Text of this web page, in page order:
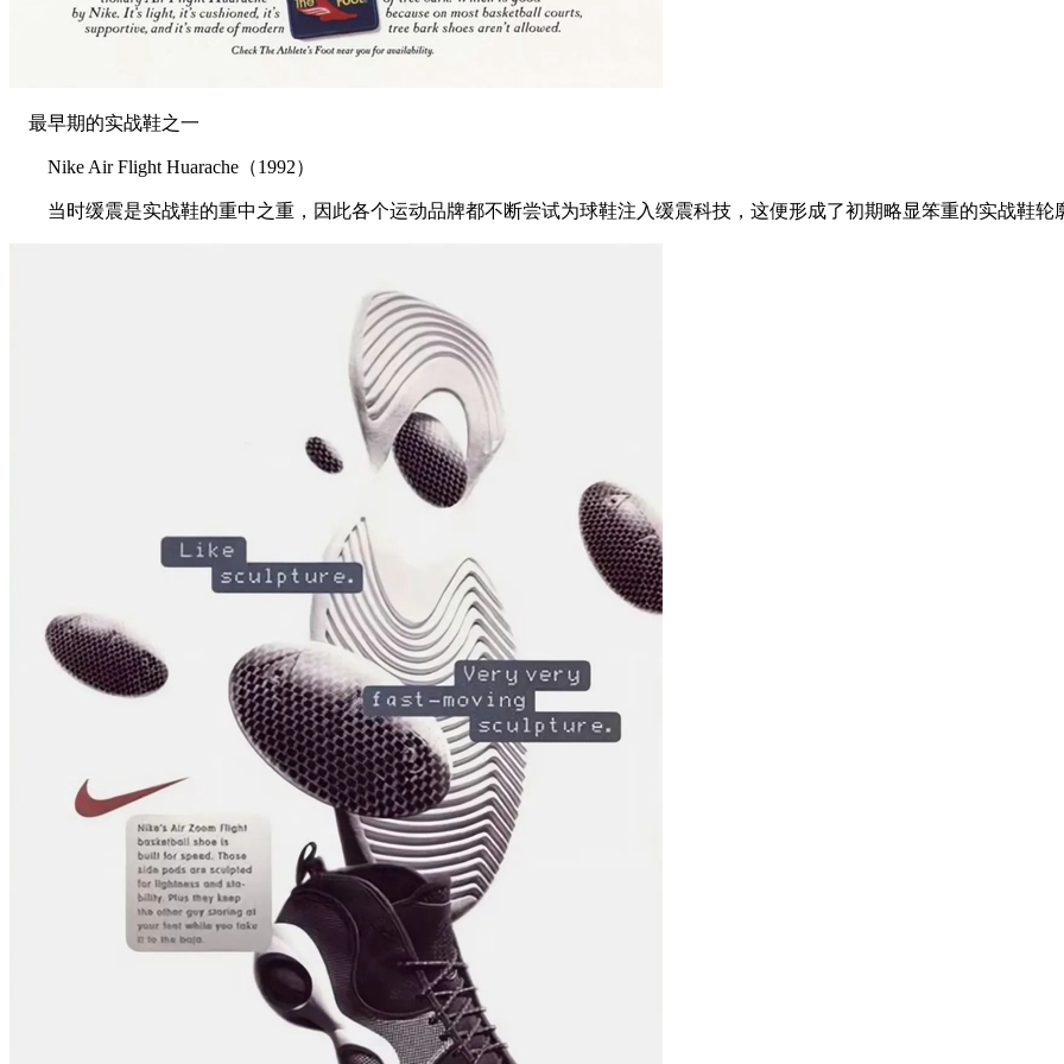
最早期的实战鞋之一
Nike Air Flight Huarache（1992）
当时缓震是实战鞋的重中之重，因此各个运动品牌都不断尝试为球鞋注入缓震科技，这便形成了初期略显笨重的实战鞋轮